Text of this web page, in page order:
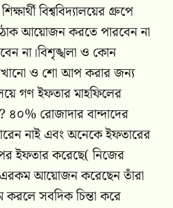
বিশ্ববিদ্যালয়ের গ্রুপে
আয়োজন করতে পারবেন না
না।বিশৃঙ্খলা ও কোন
ও শো আপ করার জন্য
গণ ইফতার মাহফিলের
রোজাদার বান্দাদের
নাই এবং অনেকে ইফতারের
ইফতার করেছে( নিজের
এরকম আয়োজন করেছেন তাঁরা
করলে সবদিক চিন্তা করে